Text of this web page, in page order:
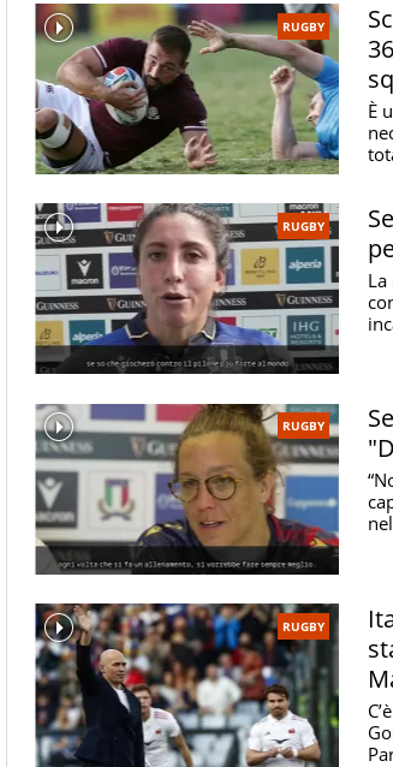
RUGBY
È
RUGBY
RUGBY
RUGBY